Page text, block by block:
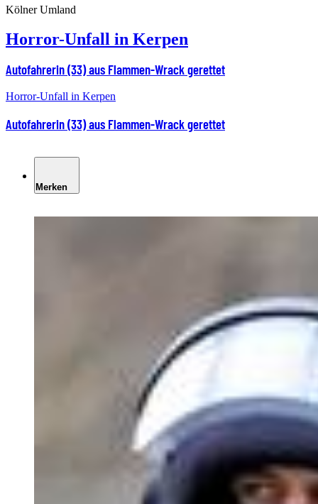
Kölner Umland
Horror-Unfall in Kerpen
Autofahrerin (33) aus Flammen-Wrack gerettet
Horror-Unfall in Kerpen
Autofahrerin (33) aus Flammen-Wrack gerettet
Merken